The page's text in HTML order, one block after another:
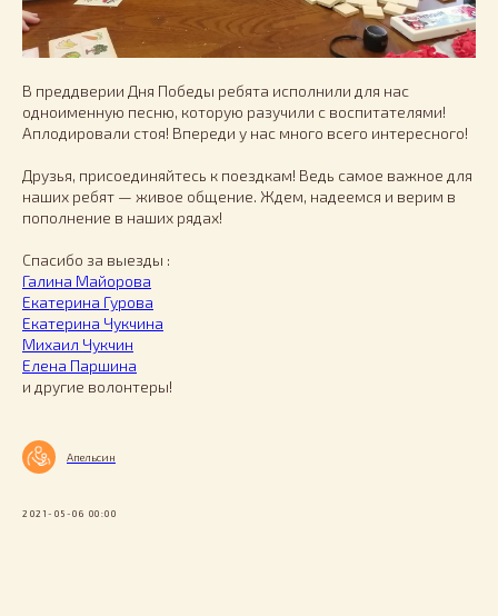
В преддверии Дня Победы ребята исполнили для нас
одноименную песню, которую разучили с воспитателями!
Аплодировали стоя! Впереди у нас много всего интересного!
Друзья, присоединяйтесь к поездкам! Ведь самое важное для
наших ребят — живое общение. Ждем, надеемся и верим в
пополнение в наших рядах!
Спасибо за выезды :
Галина Майорова
Екатерина Гурова
Екатерина Чукчина
Михаил Чукчин
Елена Паршина
и другие волонтеры!
Апельсин
2021-05-06 00:00